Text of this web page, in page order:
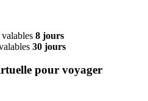
8 jours
30 jours
pour voyager